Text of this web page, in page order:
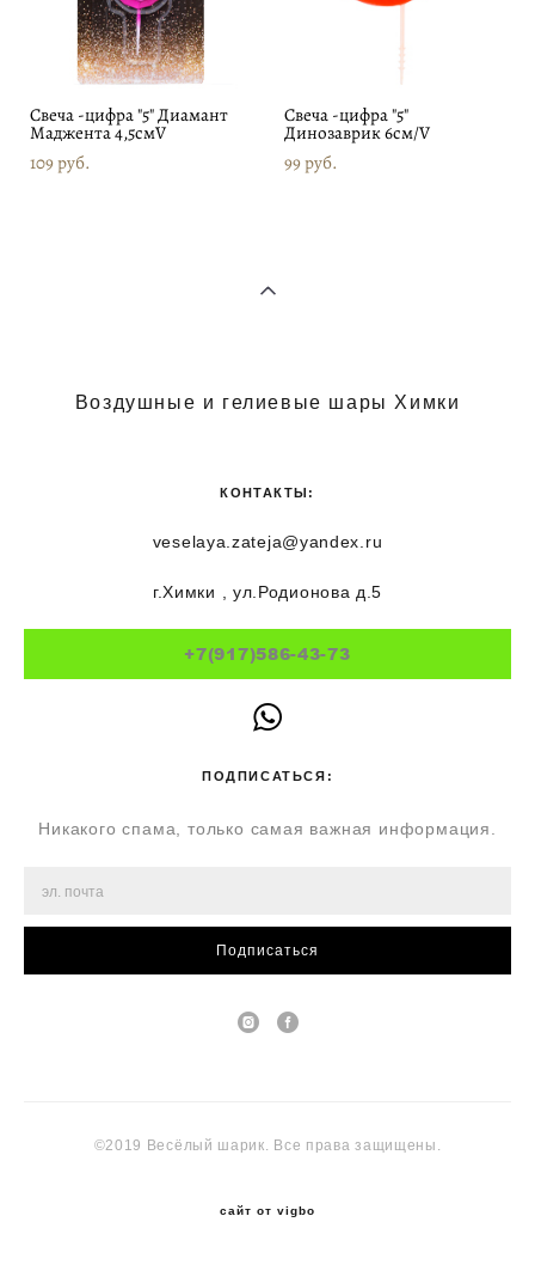
Свеча -цифра "5" Диамант
Маджента 4,5смV
109 pуб.
Свеча -цифра "5"
Динозаврик 6см/V
99 pуб.
Воздушные и гелиевые шары Химки
КОНТАКТЫ:
veselaya.zateja@yandex.ru
г.Химки , ул.Родионова д.5
+7(917)586-43-73
ПОДПИСАТЬСЯ:
Никакого спама, только самая важная информация.
Подписаться
©2019 Весёлый шарик. Все права защищены.
сайт от vigbo